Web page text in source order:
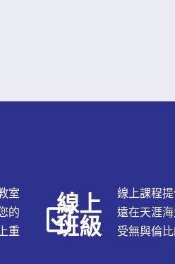
室
的
重
線上
班級
線上課程
遠在天涯
受無與倫